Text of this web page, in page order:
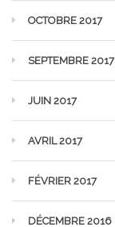
OCTOBRE 2017
SEPTEMBRE 2017
JUIN 2017
AVRIL 2017
FÉVRIER 2017
DÉCEMBRE 2016